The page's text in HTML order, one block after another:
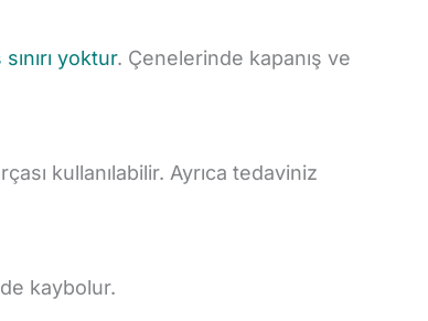
yoktur. Çenelerinde kapanış ve
kullanılabilir. Ayrıca tedaviniz
kaybolur.